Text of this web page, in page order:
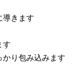
導きます
す
り包み込みます